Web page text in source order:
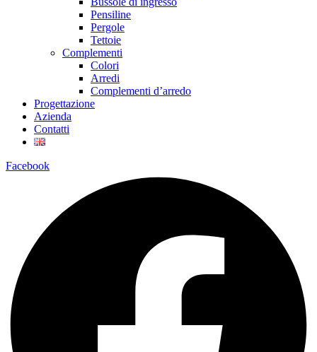
Pensiline
Pergole
Tettoie
Complementi
Colori
Arredi
Complementi d’arredo
Progettazione
Azienda
Contatti
Facebook